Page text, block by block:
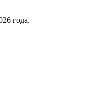
года.